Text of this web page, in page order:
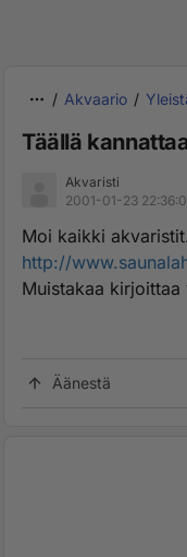
Akvaario
Täällä
Akvaristi
2001-01-23
Moi kaikki
http://
Muistakaa kirjoittaa
Äänestä